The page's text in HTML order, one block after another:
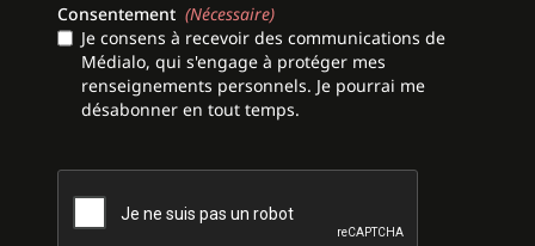
Consentement (Nécessaire)
Je consens à recevoir des communications de
Médialo, qui s'engage à protéger mes
renseignements personnels. Je pourrai me
désabonner en tout temps.
CAPTCHA